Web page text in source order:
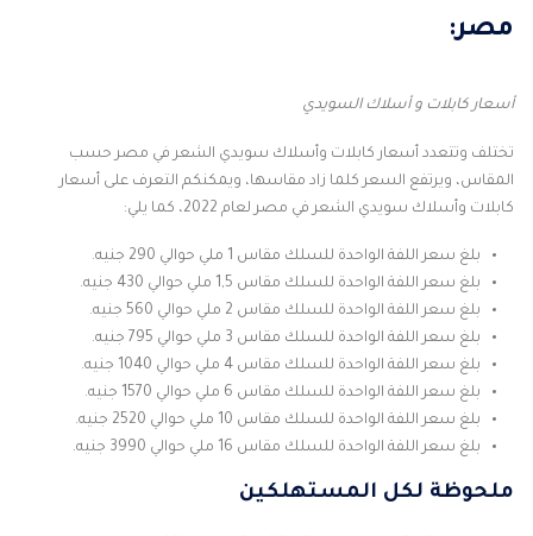
مصر:
أسعار كابلات و أسلاك السويدي
تختلف وتتعدد أسعار كابلات وأسلاك سويدي الشعر في مصر حسب
المقاس، ويرتفع السعر كلما زاد مقاسها، ويمكنكم التعرف على أسعار
كابلات وأسلاك سويدي الشعر في مصر لعام 2022، كما يلي:
بلغ سعر اللفة الواحدة للسلك مقاس 1 ملي حوالي 290 جنيه.
بلغ سعر اللفة الواحدة للسلك مقاس 1,5 ملي حوالي 430 جنيه.
بلغ سعر اللفة الواحدة للسلك مقاس 2 ملي حوالي 560 جنيه.
بلغ سعر اللفة الواحدة للسلك مقاس 3 ملي حوالي 795 جنيه.
بلغ سعر اللفة الواحدة للسلك مقاس 4 ملي حوالي 1040 جنيه.
بلغ سعر اللفة الواحدة للسلك مقاس 6 ملي حوالي 1570 جنيه.
بلغ سعر اللفة الواحدة للسلك مقاس 10 ملي حوالي 2520 جنيه.
بلغ سعر اللفة الواحدة للسلك مقاس 16 ملي حوالي 3990 جنيه.
ملحوظة لكل المستهلكين